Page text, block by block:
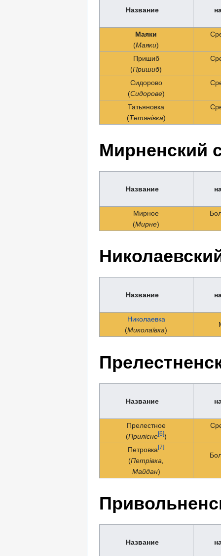
Название
Маяки
(Маяки)
Пришиб
(Пришиб)
Сидорово
(Сидорове)
Татьяновка
(Тетянівка)
Мирненский
Название
Мирное
(Мирне)
Название
Николаевка
(Миколаївка)
Название
Прелестное
(Прилісне[6])
Петровка[7]
(Петрiвка,
Майдан)
Название